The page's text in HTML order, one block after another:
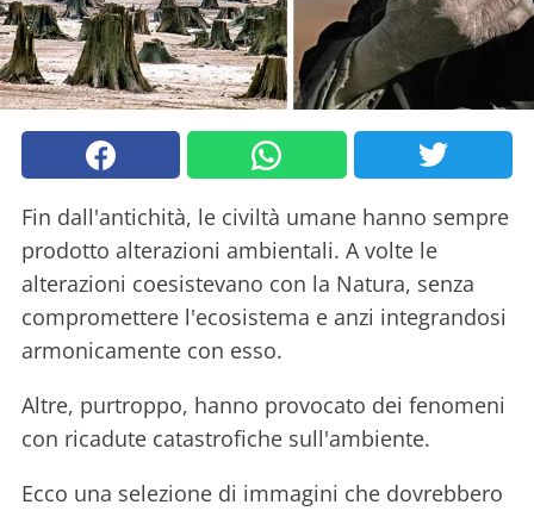
Fin dall'antichità, le civiltà umane hanno sempre
prodotto alterazioni ambientali. A volte le
alterazioni coesistevano con la Natura, senza
compromettere l'ecosistema e anzi integrandosi
armonicamente con esso.
Altre, purtroppo, hanno provocato dei fenomeni
con ricadute catastrofiche sull'ambiente.
Ecco una selezione di immagini che dovrebbero